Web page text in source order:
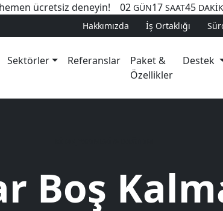
ücretsiz deneyin! 02 GÜN17 SAAT45
Hakkımızda İş Ortaklığı
Sektörler Referanslar
Paket &
Özellikler
Destek
Boş